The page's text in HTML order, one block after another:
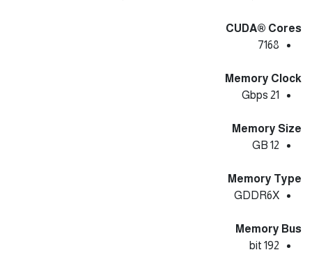
CUDA® Cores
7168
Memory Clock
21 Gbps
Memory Size
12 GB
Memory Type
GDDR6X
Memory Bus
192 bit